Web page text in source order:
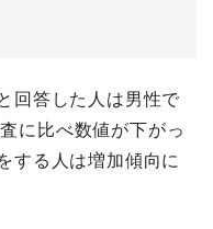
回答した人は男性で
に比べ数値が下がっ
する人は増加傾向に